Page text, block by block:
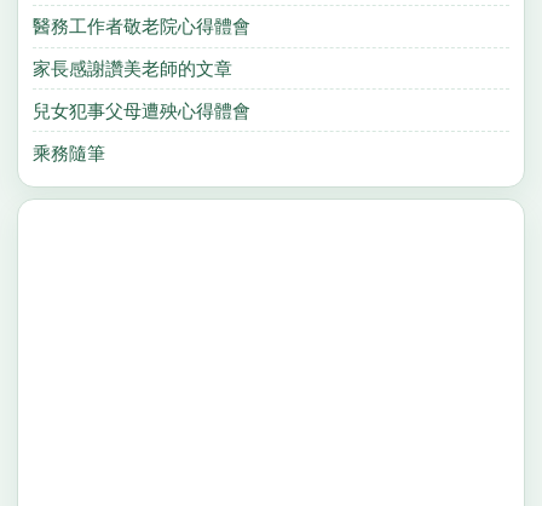
醫務工作者敬老院心得體會
家長感謝讚美老師的文章
兒女犯事父母遭殃心得體會
乘務隨筆